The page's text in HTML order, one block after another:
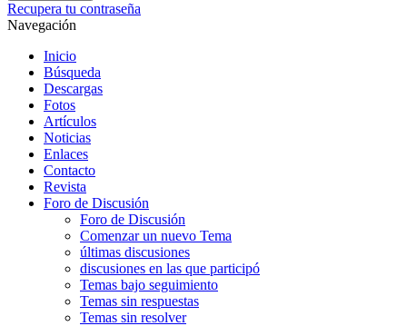
Recupera tu contraseña
Navegación
Inicio
Búsqueda
Descargas
Fotos
Artículos
Noticias
Enlaces
Contacto
Revista
Foro de Discusión
Foro de Discusión
Comenzar un nuevo Tema
últimas discusiones
discusiones en las que participó
Temas bajo seguimiento
Temas sin respuestas
Temas sin resolver